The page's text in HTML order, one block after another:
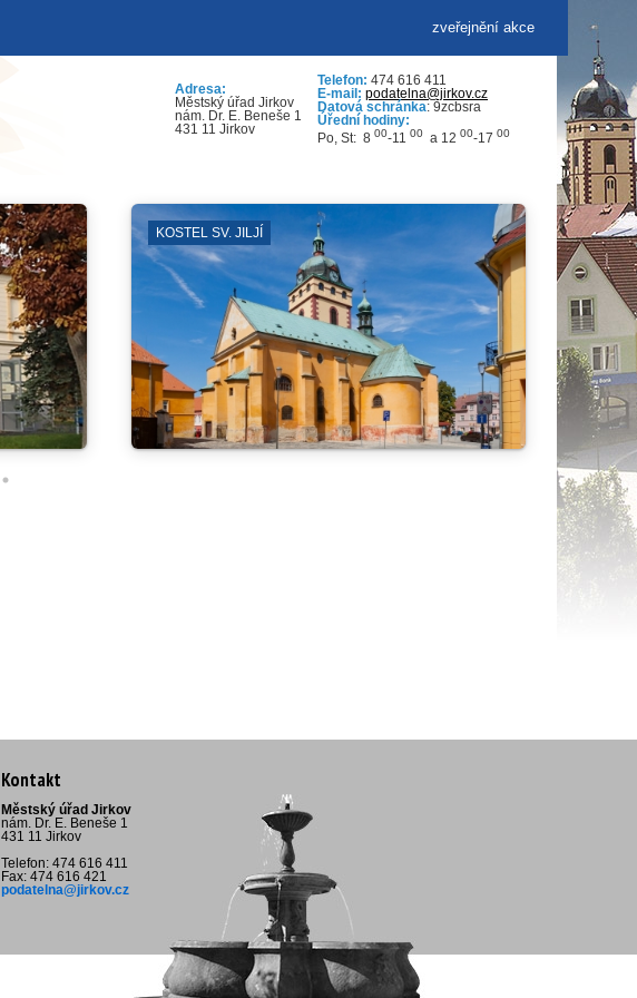
zveřejnění akce
Adresa:
Městský úřad Jirkov
nám. Dr. E. Beneše 1
431 11 Jirkov
Telefon: 474 616 411
E-mail: podatelna@jirkov.cz
Datová schránka: 9zcbsra
Úřední hodiny:
Po, St: 8 00-11 00 a 12 00-17 00
VENKOVNÍ PROSTRANSTVÍ SPORTOVNÍ
Kontakt
Městský úřad Jirkov
nám. Dr. E. Beneše 1
431 11 Jirkov
Telefon: 474 616 411
Fax: 474 616 421
podatelna@jirkov.cz